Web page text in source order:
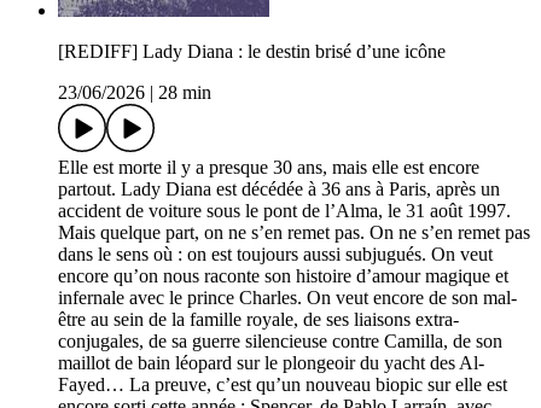
[REDIFF] Lady Diana : le destin brisé d’une icône
23/06/2026
28 min
Elle est morte il y a presque 30 ans, mais elle est encore
partout. Lady Diana est décédée à 36 ans à Paris, après un
accident de voiture sous le pont de l’Alma, le 31 août 1997.
Mais quelque part, on ne s’en remet pas. On ne s’en remet pas
dans le sens où : on est toujours aussi subjugués. On veut
encore qu’on nous raconte son histoire d’amour magique et
infernale avec le prince Charles. On veut encore de son mal-
être au sein de la famille royale, de ses liaisons extra-
conjugales, de sa guerre silencieuse contre Camilla, de son
maillot de bain léopard sur le plongeoir du yacht des Al-
Fayed… La preuve, c’est qu’un nouveau biopic sur elle est